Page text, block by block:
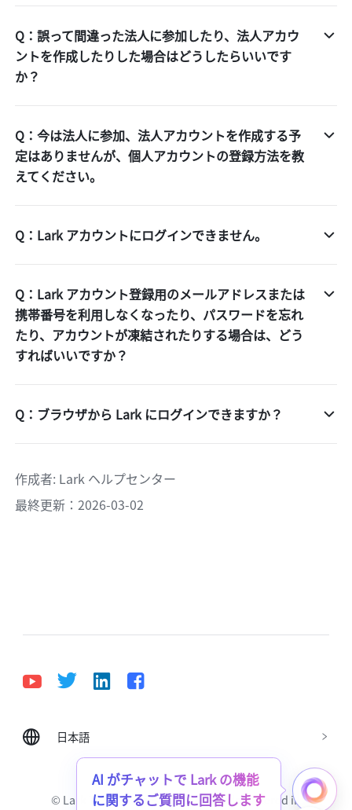
Q：誤って間違った法人に参加したり、法人アカウ
ントを作成したりした場合はどうしたらいいです
か？
Q：今は法人に参加、法人アカウントを作成する予
定はありませんが、個人アカウントの登録方法を教
えてください。
Q：Lark アカウントにログインできません。
Q：Lark アカウント登録用のメールアドレスまたは
携帯番号を利用しなくなったり、パスワードを忘れ
たり、アカウントが凍結されたりする場合は、どう
すればいいですか？
Q：ブラウザから Lark にログインできますか？
作成者: Lark ヘルプセンター
最終更新：2026-03-02
日本語
Bahasa Indonesia Deutsch English
Español
Italiano
Português (Brasil)
Tiếng Việt
ไทย 한국어 日本語 中文
© Lark Technologies Pte. Ltd. Headquartered in
AI がチャットで Lark の機能
に関するご質問に回答します